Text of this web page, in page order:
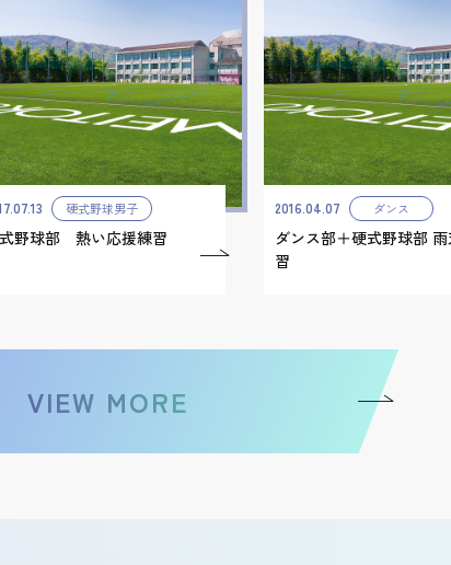
硬式野球男子
野球部 熱い応援練習
2016.04.07 ダンス
ダンス部＋硬式野球部
習
VIEW MORE